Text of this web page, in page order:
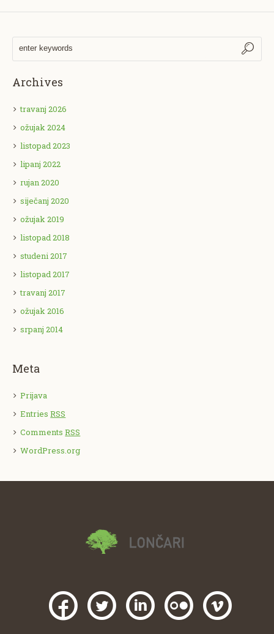
Archives
travanj 2026
ožujak 2024
listopad 2023
lipanj 2022
rujan 2020
siječanj 2020
ožujak 2019
listopad 2018
studeni 2017
listopad 2017
travanj 2017
ožujak 2016
srpanj 2014
Meta
Prijava
EntriesRSS
CommentsRSS
WordPress.org